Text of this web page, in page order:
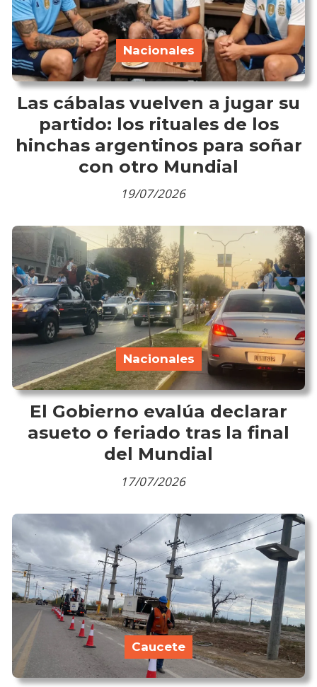
Las cábalas vuelven a jugar su
partido: los rituales de los
hinchas argentinos para soñar
con otro Mundial
Nacionales
19/07/2026
El Gobierno evalúa declarar
asueto o feriado tras la final
del Mundial
Nacionales
17/07/2026
Caucete